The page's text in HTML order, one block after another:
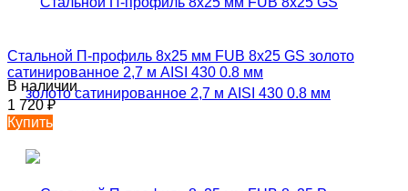
Стальной П-профиль 8х25 мм FUB 8х25 GS золото
сатинированное 2,7 м AISI 430 0.8 мм
В наличии
1 720₽
Купить